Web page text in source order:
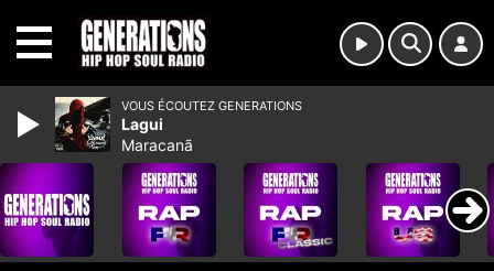
VOUS ÉCOUTEZ GENERATIONS
Lagui
Maracanã